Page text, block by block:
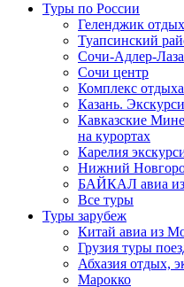
Туры по России
Геленджик отдых
Туапсинский
Сочи-Адлер-
Сочи центр
Комплекс
Казань.
Кавказские
на курортах
Карелия
Нижний
БАЙКАЛ авиа
Все туры
Туры зарубеж
Китай авиа из
Грузия туры
Абхазия отдых,
Марокко